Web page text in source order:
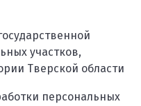
участков,
Тверской области
персональных